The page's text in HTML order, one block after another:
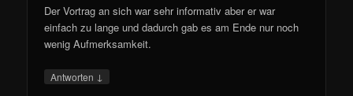
Der Vortrag an sich war sehr informativ aber er war
einfach zu lange und dadurch gab es am Ende nur noch
wenig Aufmerksamkeit.
Antworten ↓